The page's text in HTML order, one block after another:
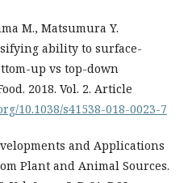
M., Matsumura Y.
ability to surface-
up vs top-down
2018. Vol. 2. Article
10.1038/s41538-018-0023-7
and Applications
Plant and Animal Sources.